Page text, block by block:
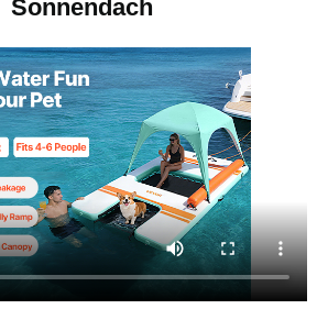
6 Zoll / 15 cm
10 x 6 x 0,5 Fuß / 3,05 x 1,83
x 0,15 m
4 x 3 Fuß / 1,23 x 0,76 m
26 x 26,4 Zoll / 66 x 67 cm
Sonnendach